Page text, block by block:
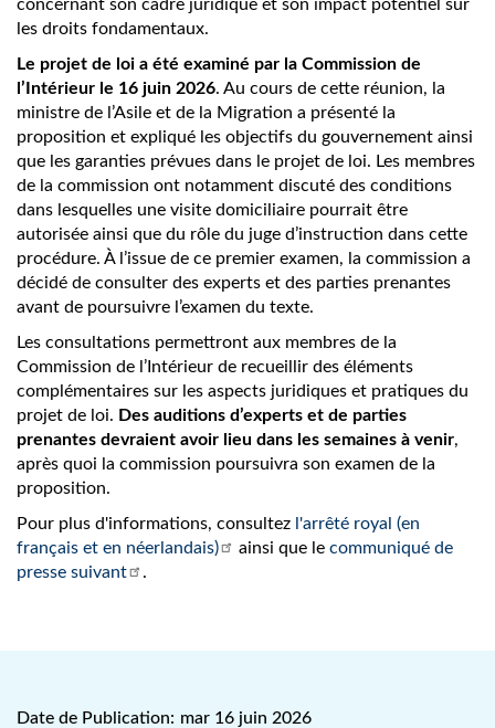
concernant son cadre juridique et son impact potentiel sur
les droits fondamentaux.
Le projet de loi a été examiné par la Commission de
l’Intérieur le 16 juin 2026. Au cours de cette réunion, la
ministre de l’Asile et de la Migration a présenté la
proposition et expliqué les objectifs du gouvernement ainsi
que les garanties prévues dans le projet de loi. Les membres
de la commission ont notamment discuté des conditions
dans lesquelles une visite domiciliaire pourrait être
autorisée ainsi que du rôle du juge d’instruction dans cette
procédure. À l’issue de ce premier examen, la commission a
décidé de consulter des experts et des parties prenantes
avant de poursuivre l’examen du texte.
Les consultations permettront aux membres de la
Commission de l’Intérieur de recueillir des éléments
complémentaires sur les aspects juridiques et pratiques du
projet de loi. Des auditions d’experts et de parties
prenantes devraient avoir lieu dans les semaines à venir,
après quoi la commission poursuivra son examen de la
proposition.
Pour plus d'informations, consultez l'arrêté royal (en
français et en néerlandais)
ainsi que le communiqué de
presse suivant
.
Date de Publication: mar 16 juin 2026